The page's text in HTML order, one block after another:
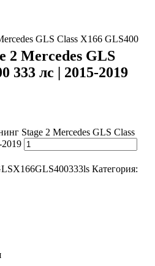
GLS Class X166 GLS400
2 Mercedes GLS
333 лс | 2015-2019
Stage 2 Mercedes GLS Class
Категория: